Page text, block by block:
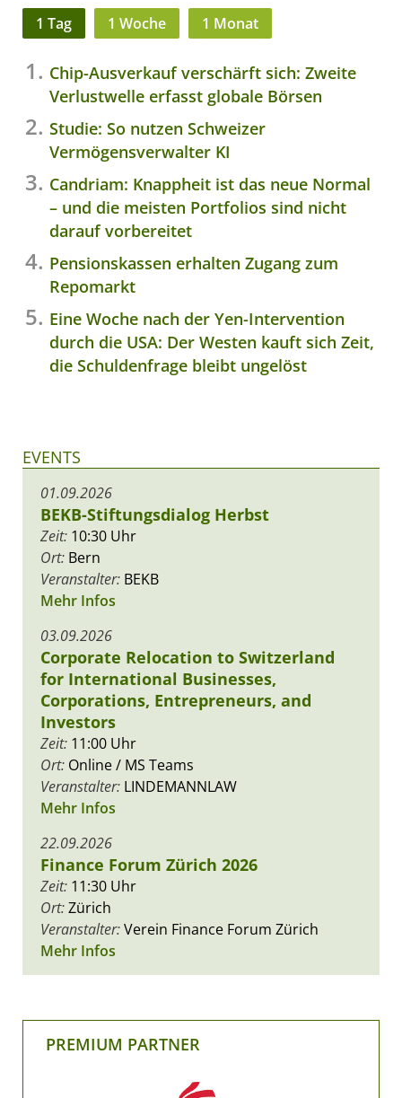
1 Tag 1 Woche 1 Monat
Chip-Ausverkauf verschärft sich: Zweite
Verlustwelle erfasst globale Börsen
Studie: So nutzen Schweizer
Vermögensverwalter KI
Candriam: Knappheit ist das neue Normal
– und die meisten Portfolios sind nicht
darauf vorbereitet
Pensionskassen erhalten Zugang zum
Repomarkt
Eine Woche nach der Yen-Intervention
durch die USA: Der Westen kauft sich Zeit,
die Schuldenfrage bleibt ungelöst
EVENTS
01.09.2026
BEKB-Stiftungsdialog Herbst
Zeit: 10:30 Uhr
Ort: Bern
Veranstalter: BEKB
Mehr Infos
03.09.2026
Corporate Relocation to Switzerland
for International Businesses,
Corporations, Entrepreneurs, and
Investors
Zeit: 11:00 Uhr
Ort: Online / MS Teams
Veranstalter: LINDEMANNLAW
Mehr Infos
22.09.2026
Finance Forum Zürich 2026
Zeit: 11:30 Uhr
Ort:Zürich
Veranstalter:Verein Finance Forum Zürich
Mehr Infos
PREMIUM PARTNER